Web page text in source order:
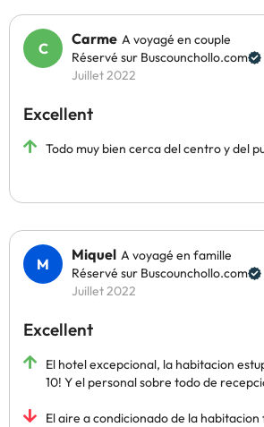
Carme A voyagé en couple
Réservé sur Buscounchollo.com
Juillet 2022
Excellent
Todo muy bien cerca del centro y del
Miquel A voyagé en famille
Réservé sur Buscounchollo.com
Juillet 2022
Excellent
El hotel excepcional, la habitacion
10! Y el personal sobre todo de
El aire a condicionado de la